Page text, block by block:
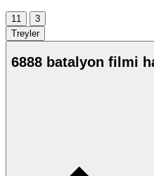
11
3
Treyler
6888 batalyon filmi